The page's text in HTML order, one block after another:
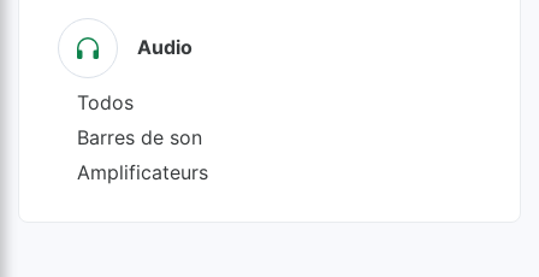
Audio
Todos
Barres de son
Amplificateurs